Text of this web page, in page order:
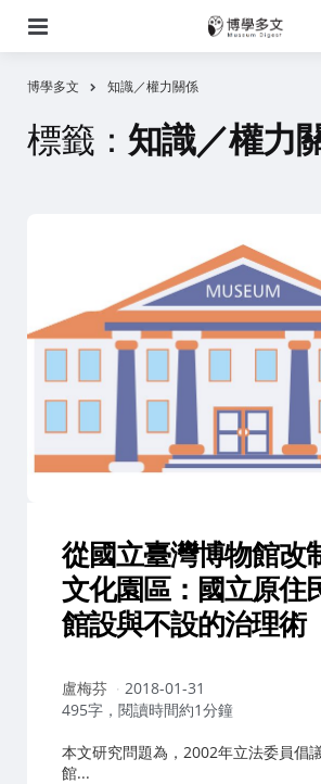
博學多文 知識／權力關係
標籤： 知識／權力
從國立臺灣博物館改
文化園區：國立原住
館設與不設的治理術
作
者：
盧梅芬
2018-01-31
495字，閱讀時間約1分鐘
本文研究問題為，2002年立法委員倡
館...